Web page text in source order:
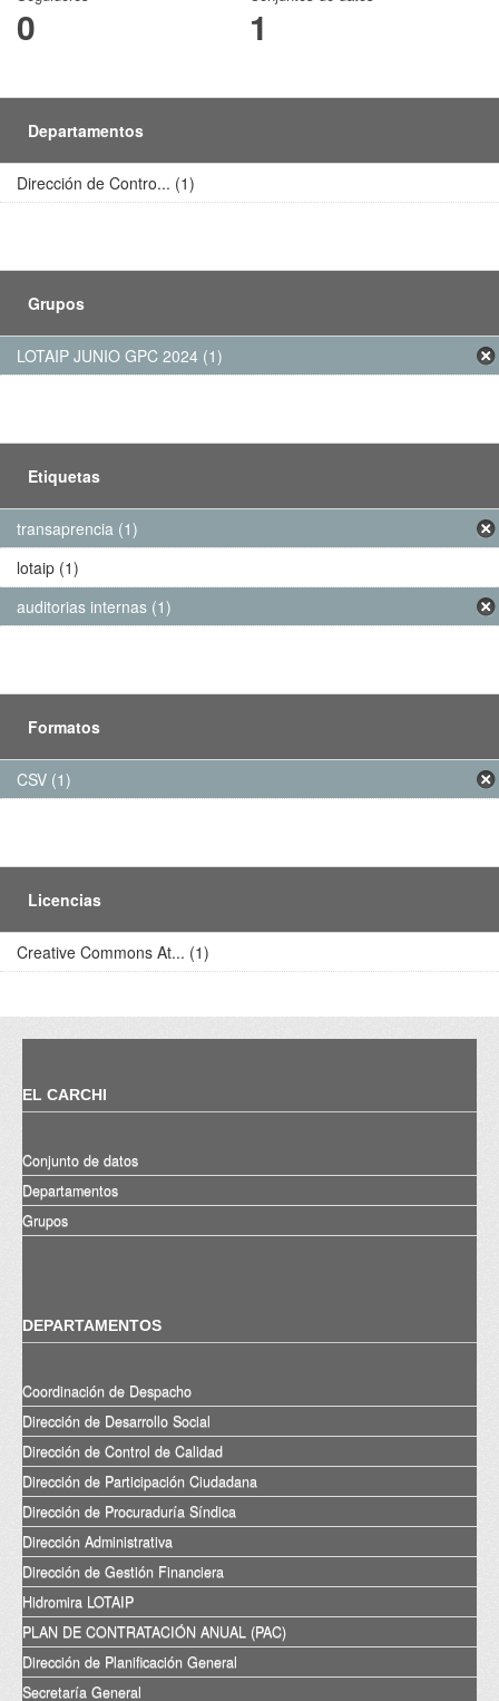
0 1
Departamentos
Dirección de Contro... (1)
Grupos
LOTAIP JUNIO GPC 2024 (1)
Etiquetas
transaprencia (1)
lotaip (1)
auditorias internas (1)
Formatos
CSV (1)
Licencias
Creative Commons At... (1)
EL CARCHI
Conjunto de datos
Departamentos
Grupos
DEPARTAMENTOS
Coordinación de Despacho
Dirección de Desarrollo Social
Dirección de Control de Calidad
Dirección de Participación Ciudadana
Dirección de Procuraduría Síndica
Dirección Administrativa
Dirección de Gestión Financiera
Hidromira LOTAIP
PLAN DE CONTRATACIÓN ANUAL (PAC)
Dirección de Planificación General
Secretaría General